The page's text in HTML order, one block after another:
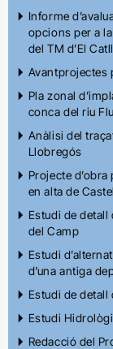
Informe
opcions per a
del TM d’El
Avantprojectes
Pla zonal
conca del riu
Anàlisi del
Llobregós
Projecte d’obra
en alta de
Estudi de detall
del Camp
Estudi
d’una antiga
Estudi de detall
Estudi
Redacció del